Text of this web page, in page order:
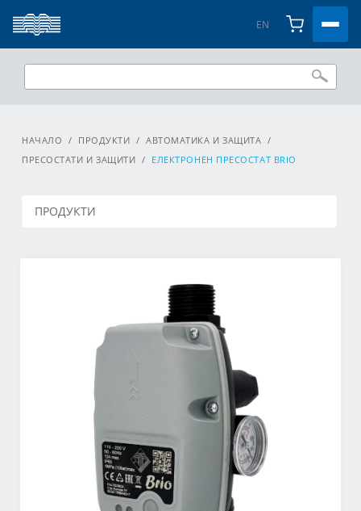
EN
НАЧАЛО / ПРОДУКТИ / АВТОМАТИКА И ЗАЩИТА /
ПРЕСОСТАТИ И ЗАЩИТИ / ЕЛЕКТРОНЕН ПРЕСОСТАТ BRIO
ПРОДУКТИ